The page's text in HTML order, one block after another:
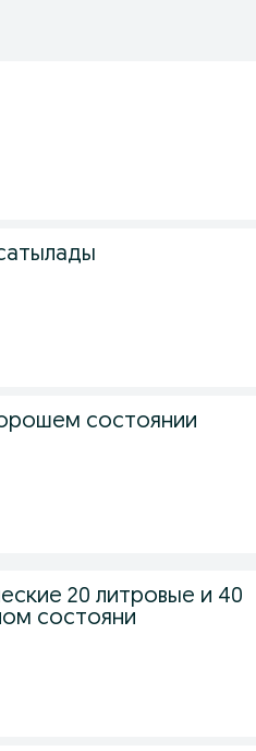
состоянии
20 литровые и 40
состояни